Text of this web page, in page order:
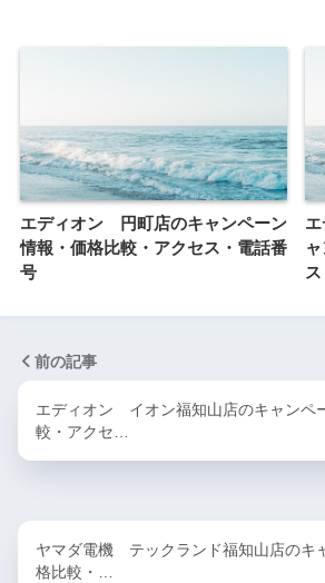
エディオン 円町店のキャンペーン
情報・価格比較・アクセス・電話番
号
前の記事
エディオン イオン福知山店のキャンペ
較・アクセ…
ヤマダ電機 テックランド福知山店のキ
格比較・…